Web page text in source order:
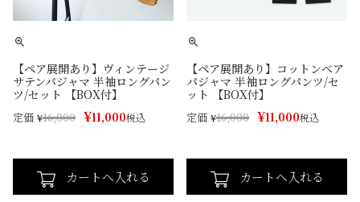
【ペア展開あり】ヴィンテージ
サテンパジャマ 半袖ロングパン
ツ/セット 【BOX付】
定価 ¥16,000 ¥11,000税込
カートへ入れる
【ペア展開あり】コットンベア
パジャマ 半袖ロングパンツ/セ
ット 【BOX付】
定価 ¥16,000 ¥11,000税込
カートへ入れる